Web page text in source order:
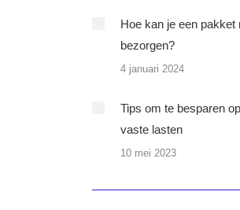
Hoe kan je een pakket
bezorgen?
4 januari 2024
Tips om te besparen
vaste lasten
10 mei 2023